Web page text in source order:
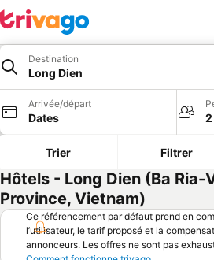
Destination
Long Dien
Arrivée/départ
Dates
Trier Filtrer
Hôtels - Long Dien (Ba Ria-
Province, Vietnam)
Ce référencement par défaut prend en
l’utilisateur, le tarif proposé et la
annonceurs. Les offres ne sont pas